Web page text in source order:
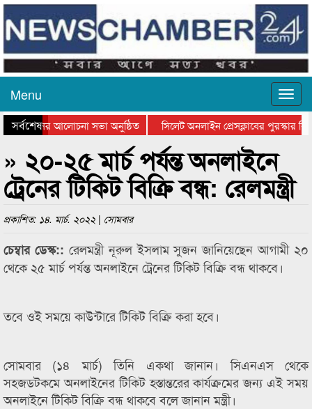
Menu
সর্বশেষ
দিবসের আলোচনা সভা অনুষ্ঠিত
সিলেট অনলাইন প্রেসক্লাবের পুরস্কার
কানাইঘাটের কিশোর আহাদের খুনি
» ২০-২৫ মার্চ পর্যন্ত অনলাইনে
ট্রেনের টিকিট বিক্রি বন্ধ: রেলমন্ত্রী
প্রকাশিত: ১৪. মার্চ. ২০২২ | সোমবার
চেম্বার ডেস্ক:: রেলমন্ত্রী নূরুল ইসলাম সুজন জানিয়েছেন আগামী ২০
থেকে ২৫ মার্চ পর্যন্ত অনলাইনে ট্রেনের টিকিট বিক্রি বন্ধ থাকবে।
তবে ওই সময়ে কাউন্টারে টিকিট বিক্রি করা হবে।
সোমবার (১৪ মার্চ) তিনি একথা জানান। সিএনএস থেকে
সহজডটকমে অনলাইনের টিকিট হস্তান্তরের কার্যক্রমের জন্য এই সময়
অনলাইনে টিকিট বিক্রি বন্ধ থাকবে বলে জানান মন্ত্রী।